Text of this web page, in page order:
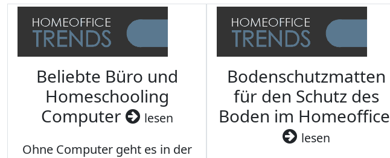
Beliebte Büro und
Homeschooling
Computer
lesen
Ohne Computer geht es in der
Bodenschutzmatten
für den Schutz des
Boden im Homeoffice
lesen